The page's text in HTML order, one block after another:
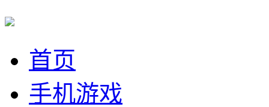
首页
手机游戏